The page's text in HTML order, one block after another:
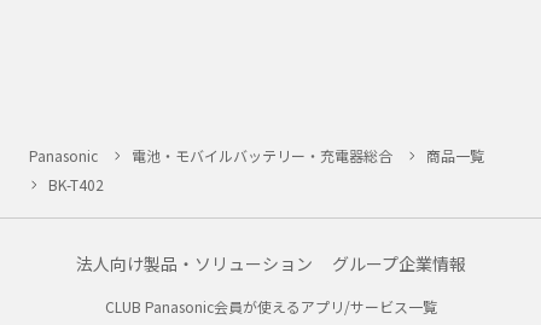
Panasonic 電池・モバイルバッテリー・充電器総合
商品一覧
BK-T402
法人向け製品・ソリューション グループ企業情報
CLUB Panasonic会員が使えるアプリ/サービス一覧